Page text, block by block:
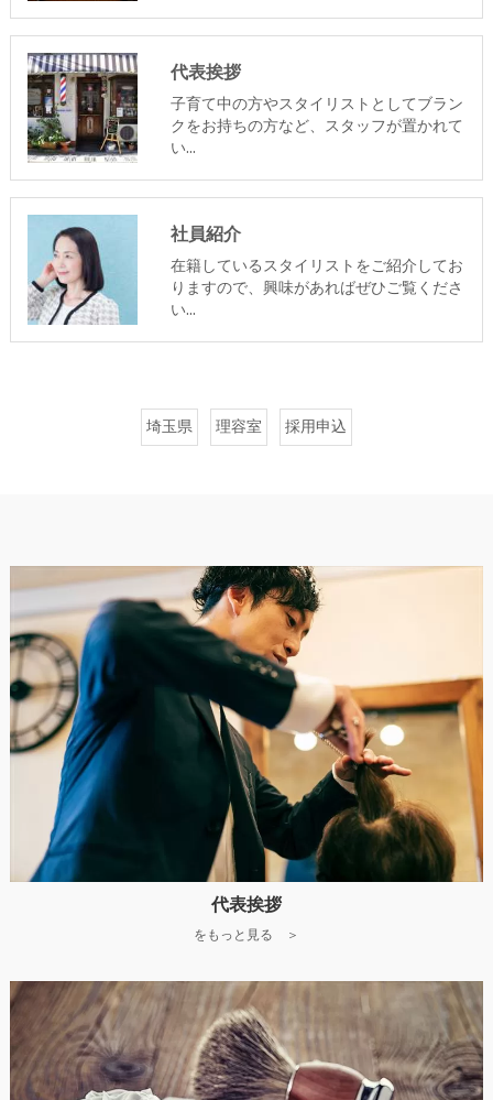
代表挨拶
子育て中の方やスタイリストとしてブラン
クをお持ちの方など、スタッフが置かれて
い…
社員紹介
在籍しているスタイリストをご紹介してお
りますので、興味があればぜひご覧くださ
い…
埼玉県 理容室 採用申込
代表挨拶
をもっと見る ＞